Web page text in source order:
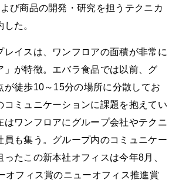
び商品の開発・研究を担うテクニカ
た。
レイスは、ワンフロアの面積が非常に
」が特徴。エバラ食品では以前、グ
が徒歩10～15分の場所に分散してお
コミュニケーションに課題を抱えてい
はワンフロアにグループ会社やテクニ
員も集う。グループ内のコミュニケー
ったこの新本社オフィスは今年8月、
オフィス賞のニューオフィス推進賞